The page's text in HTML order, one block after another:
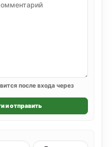
после входа через
и отправить